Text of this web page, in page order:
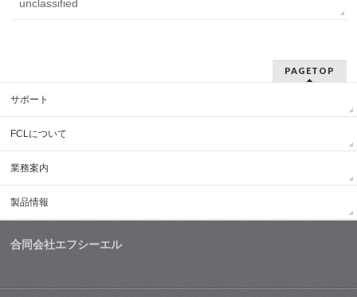
unclassified
PAGETOP
サポート
FCLについて
業務案内
製品情報
合同会社エフシーエル